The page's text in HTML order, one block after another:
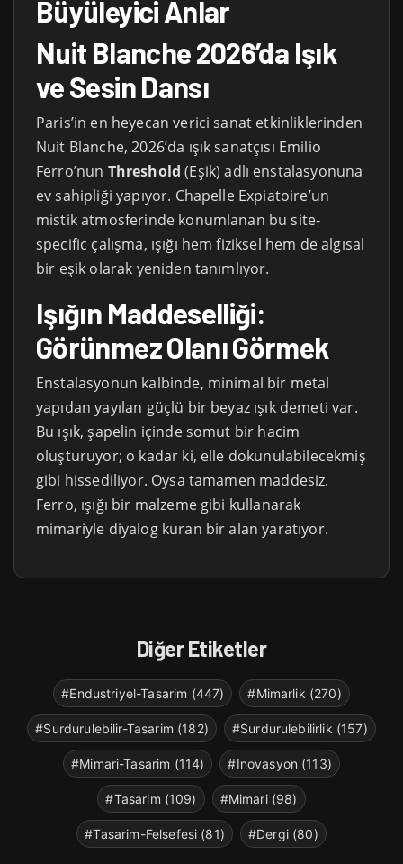
Büyüleyici Anlar
Nuit Blanche 2026’da Işık
ve Sesin Dansı
Paris’in en heyecan verici sanat etkinliklerinden
Nuit Blanche, 2026’da ışık sanatçısı Emilio
Ferro’nun Threshold (Eşik) adlı enstalasyonuna
ev sahipliği yapıyor. Chapelle Expiatoire’un
mistik atmosferinde konumlanan bu site-
specific çalışma, ışığı hem fiziksel hem de algısal
bir eşik olarak yeniden tanımlıyor.
Işığın Maddeselliği:
Görünmez Olanı Görmek
Enstalasyonun kalbinde, minimal bir metal
yapıdan yayılan güçlü bir beyaz ışık demeti var.
Bu ışık, şapelin içinde somut bir hacim
oluşturuyor; o kadar ki, elle dokunulabilecekmiş
gibi hissediliyor. Oysa tamamen maddesiz.
Ferro, ışığı bir malzeme gibi kullanarak
mimariyle diyalog kuran bir alan yaratıyor.
Diğer Etiketler
#Endustriyel-Tasarim (447) #Mimarlik (270)
#Surdurulebilir-Tasarim (182) #Surdurulebilirlik (157)
#Mimari-Tasarim (114) #Inovasyon (113)
#Tasarim (109) #Mimari (98)
#Tasarim-Felsefesi (81) #Dergi (80)